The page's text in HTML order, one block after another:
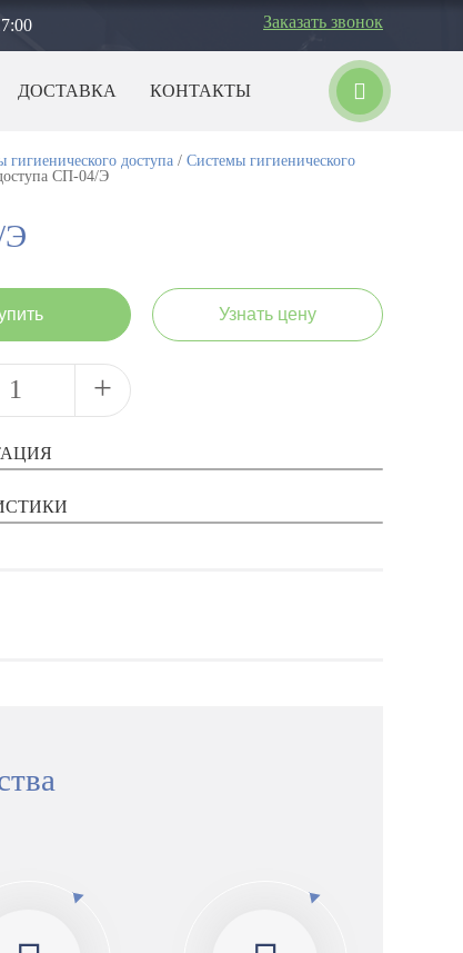
Заказать звонок
ДОСТАВКА КОНТАКТЫ
доступа / Системы гигиенического
СП-04/Э
Э
Узнать цену
+